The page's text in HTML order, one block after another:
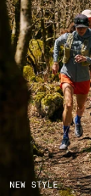
NEW STYLE